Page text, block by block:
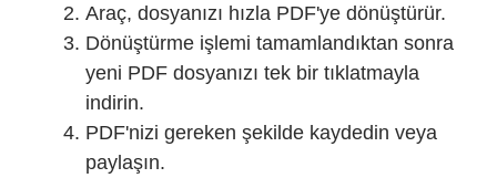
Araç, dosyanızı hızla PDF'ye dönüştürür.
Dönüştürme işlemi tamamlandıktan sonra
yeni PDF dosyanızı tek bir tıklatmayla
indirin.
PDF'nizi gereken şekilde kaydedin veya
paylaşın.